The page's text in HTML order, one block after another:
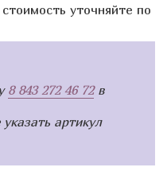
уточняйте по
8 843 272 46 72в
артикул